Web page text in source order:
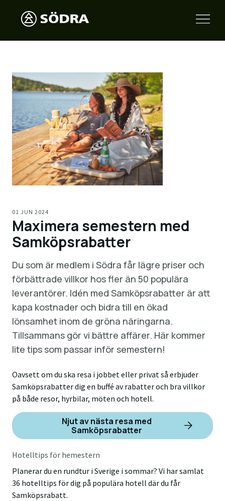
01 JUN 2024
Maximera semestern med
Samköpsrabatter
Du som är medlem i Södra får lägre priser och
förbättrade villkor hos fler än 50 populära
leverantörer. Idén med Samköpsrabatter är att
kapa kostnader och bidra till en ökad
lönsamhet inom de gröna näringarna.
Tillsammans gör vi bättre affärer. Här kommer
lite tips som passar inför semestern!
Oavsett om du ska resa i jobbet eller privat så erbjuder
Samköpsrabatter dig en buffé av rabatter och bra villkor
på både resor, hyrbilar, möten och hotell.
Njut av nästa resa med
Samköpsrabatter
Hotelltips för hemestern
Planerar du en rundtur i Sverige i sommar? Vi har samlat
36 hotelltips för dig på populära hotell där du får
Samköpsrabatt.